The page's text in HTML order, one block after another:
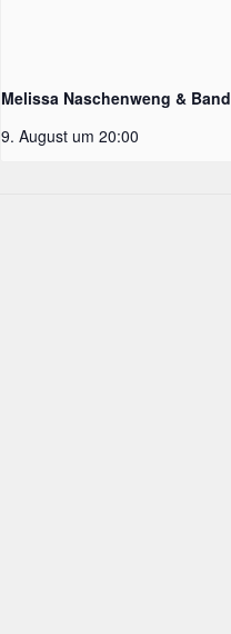
Melissa Naschenweng & Band
9. August um 20:00